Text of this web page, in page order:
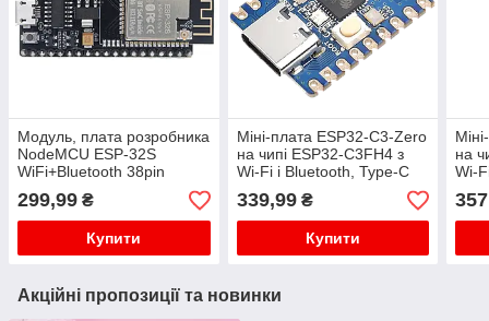
Модуль, плата розробника
NodeMCU ESP-32S
WiFi+Bluetooth 38pin
CH340C micro-USB
299,99 ₴
Купити
Міні-плата ESP32-C3-Zero
на чипі ESP32-C3FH4 з
Wi-Fi і Bluetooth, Type-C
339,99₴
Купити
на
Wi-
Акційні пропозиції та новинки